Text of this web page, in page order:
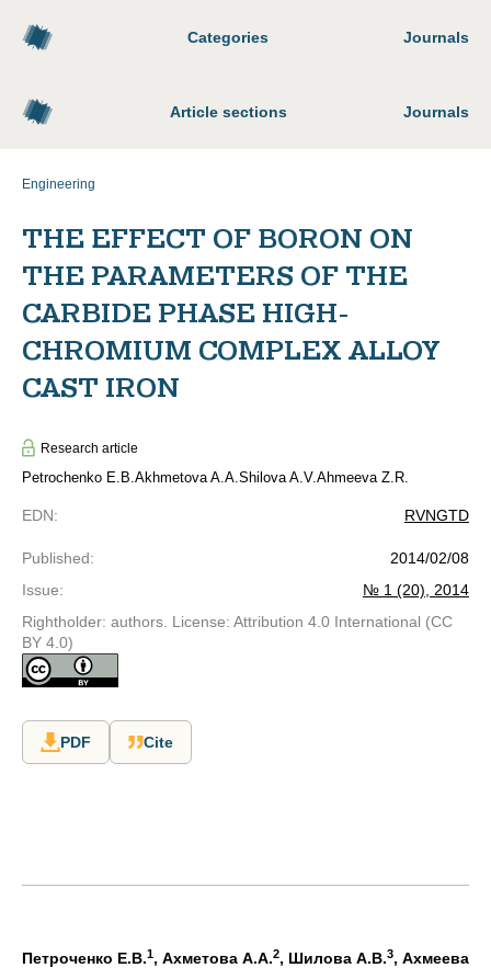
Categories Journals
Article sections Journals
Engineering
THE EFFECT OF BORON ON
THE PARAMETERS OF THE
CARBIDE PHASE HIGH-
CHROMIUM COMPLEX ALLOY
CAST IRON
Research article
Petrochenko E.B.Akhmetova A.A.Shilova A.V.Ahmeeva Z.R.
EDN: RVNGTD
Published:
2014/02/08
Issue:
№ 1 (20), 2014
Rightholder: authors. License: Attribution 4.0 International (CC
BY 4.0)
PDF Cite
Петроченко Е.В.1, Ахметова А.А.2, Шилова А.В.3, Ахмеева